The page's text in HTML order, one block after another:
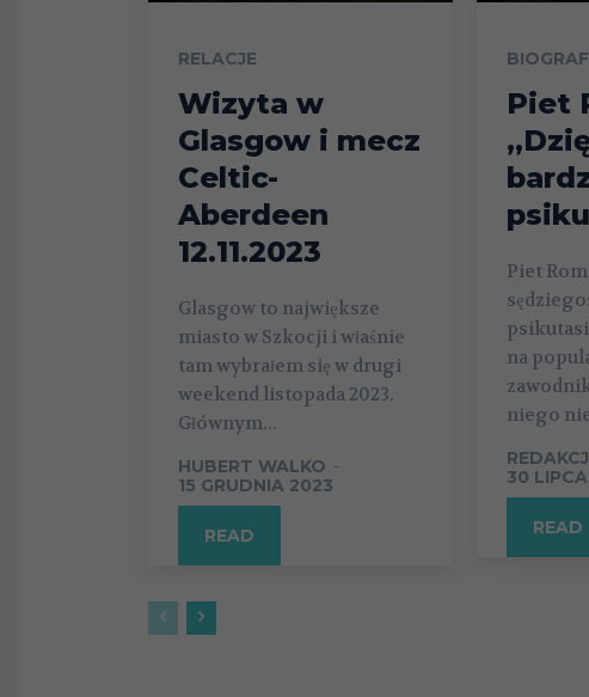
RELACJE
Wizyta w
Glasgow i mecz
Celtic-
Aberdeen
12.11.2023
Glasgow to największe
miasto w Szkocji i właśnie
tam wybrałem się w drugi
weekend listopada 2023.
Głównym...
HUBERT WALKO -
15 GRUDNIA 2023
READ
Piet
Piet
na
niego
30
READ